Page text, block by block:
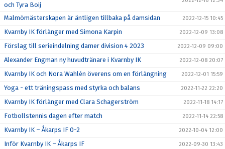
och Tyra Boij
Malmömästerskapen är äntligen tillbaka på damsidan 2022-12-15 10:45
Kvarnby IK förlänger med Simona Karpin 2022-12-09 13:08
Förslag till serieindelning damer division 4 2023 2022-12-09 09:00
Alexander Engman ny huvudtränare i Kvarnby IK 2022-12-08 20:07
Kvarnby IK och Nora Wahlén överens om en förlängning 2022-12-01 15:59
Yoga - ett träningspass med styrka och balans 2022-11-22 22:20
Kvarnby IK förlänger med Clara Schagerström 2022-11-18 14:17
Fotbollstennis dagen efter match 2022-11-14 22:58
Kvarnby IK – Åkarps IF 0-2 2022-10-04 12:00
Inför Kvarnby IK – Åkarps IF 2022-09-30 13:43